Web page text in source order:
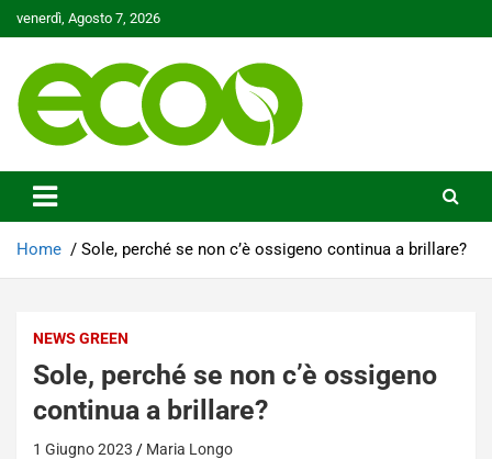
to
venerdì, Agosto 7, 2026
Ecoo.it
Home Sole, perché se non c’è ossigeno continua a brillare?
NEWS GREEN
Sole, perché se non c’è ossigeno
continua a brillare?
1 Giugno 2023 Maria Longo